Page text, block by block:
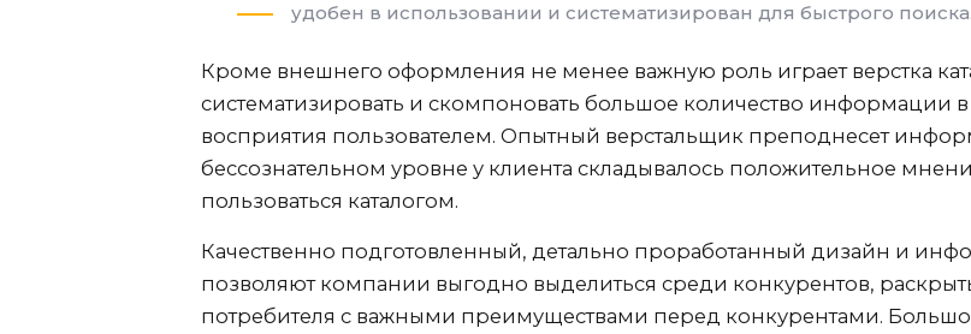
удобен в использовании и систематизирован для быстрого поиска.
Кроме внешнего оформления не менее важную роль играет верстка
систематизировать и скомпоновать большое количество информации
восприятия пользователем. Опытный верстальщик преподнесет
бессознательном уровне у клиента складывалось положительное
пользоваться каталогом.
Качественно подготовленный, детально проработанный дизайн и
позволяют компании выгодно выделиться среди конкурентов,
потребителя с важными преимуществами перед конкурентами.